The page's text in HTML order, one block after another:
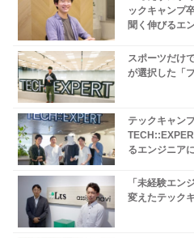
ックキャンプ
聞く伸びるエ
スポーツだけ
が選択した「
テックキャン
るエンジニア
「未経験エン
変えたテック